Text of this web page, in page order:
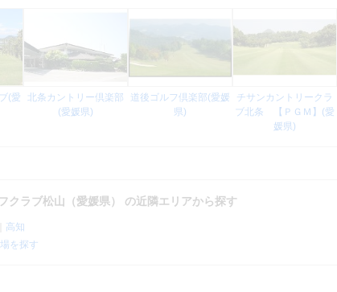
(愛
北条カントリー倶楽部
(愛媛県)
道後ゴルフ倶楽部(愛媛
県)
チサンカントリークラ
ブ北条 【ＰＧＭ】(愛
媛県)
クラブ松山（愛媛県） の近隣エリアから探す
高知
を探す